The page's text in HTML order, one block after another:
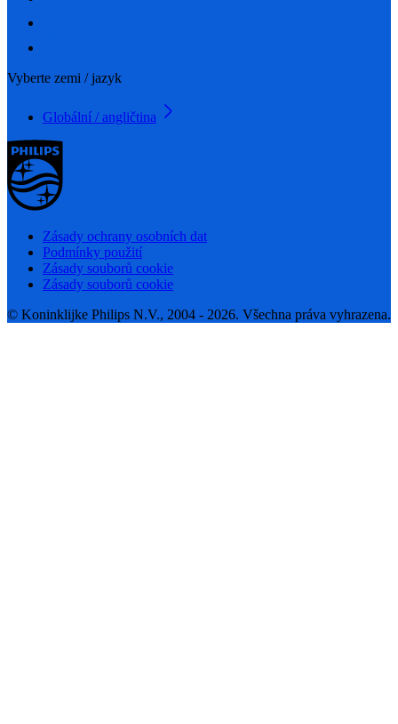
Vyberte zemi / jazyk
Globální / angličtina
Zásady ochrany osobních dat
Podmínky použití
Zásady souborů cookie
Zásady souborů cookie
© Koninklijke Philips N.V., 2004 - 2026. Všechna práva vyhrazena.